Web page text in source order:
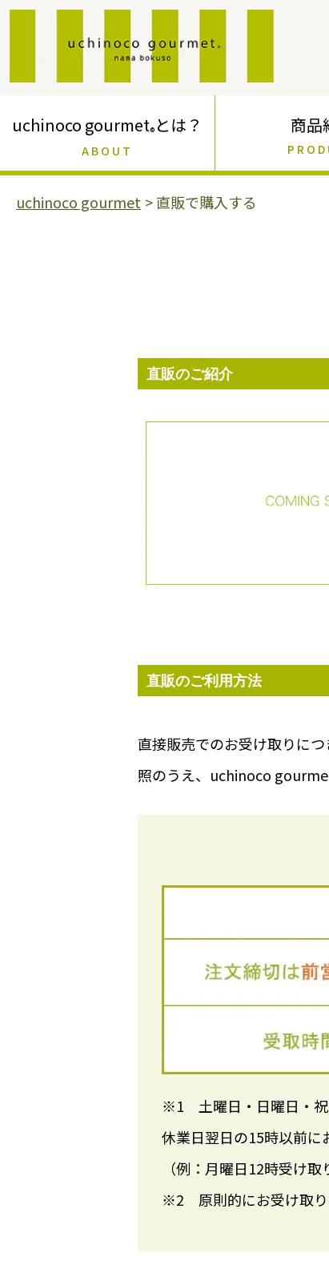
コ
uchinoco gourmet®とは？
ABOUT
商品
uchinoco gourmet >直販で購入する
直販のご紹介
直販のご利用方法
直接販売でのお受け取りに
照のうえ、uchinoco
※1 土曜日・日曜日・祝
休業日翌日の15時以前に
（例：月曜日12時受け
※2 原則的にお受け取り